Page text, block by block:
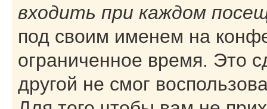
входить при каждом
под своим именем на
ограниченное время. Это
другой не смог